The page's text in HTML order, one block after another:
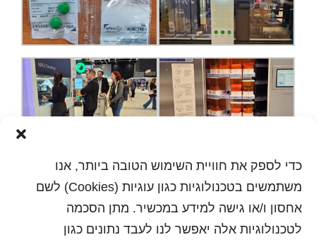
כדי לספק את חוויית השימוש הטובה ביותר, אנו
משתמשים בטכנולוגיות כגון עוגיות (Cookies) לשם
אחסון ו/או גישה למידע במכשיר. מתן הסכמה
לטכנולוגיות אלה יאפשר לנו לעבד נתונים כגון